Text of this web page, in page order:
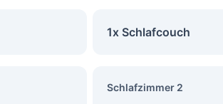
1x Schlafcouch
Schlafzimmer 2